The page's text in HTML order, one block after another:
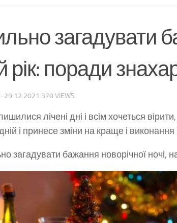
загадувати
рік: поради
· 29.12.2021 370 VIEWS
лічені дні і всім хочеться
і принесе зміни на краще і
загадувати бажання новорічної ночі,